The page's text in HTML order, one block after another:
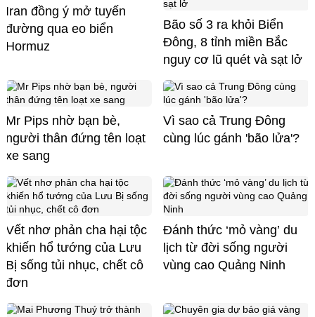
Iran đồng ý mở tuyến
đường qua eo biển
Hormuz
Bão số 3 ra khỏi Biển
Đông, 8 tỉnh miền Bắc
nguy cơ lũ quét và sạt lở
Mr Pips nhờ bạn bè,
người thân đứng tên loạt
xe sang
Vì sao cả Trung Đông
cùng lúc gánh 'bão lửa'?
Vết nhơ phản cha hại tộc
khiến hổ tướng của Lưu
Bị sống tủi nhục, chết cô
đơn
Đánh thức ‘mỏ vàng’ du
lịch từ đời sống người
vùng cao Quảng Ninh